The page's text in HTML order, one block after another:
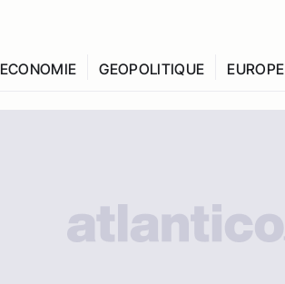
ECONOMIE GEOPOLITIQUE EUROPE